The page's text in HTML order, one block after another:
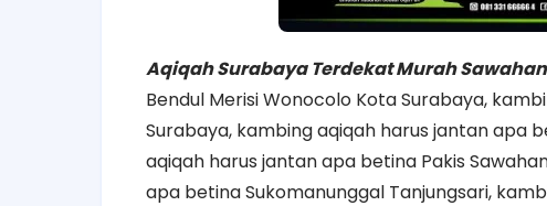
Aqiqah Surabaya Terdekat Murah Sawahan
Bendul Merisi Wonocolo Kota Surabaya,
Surabaya, kambing aqiqah harus jantan apa
aqiqah harus jantan apa betina Pakis
apa betina Sukomanunggal Tanjungsari,